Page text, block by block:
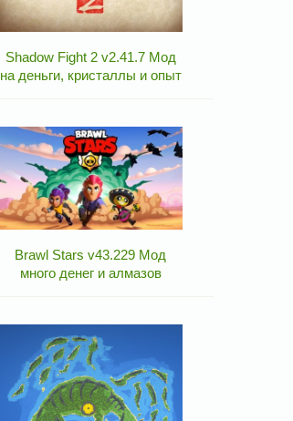
Shadow Fight 2 v2.41.7 Мод
на деньги, кристаллы и опыт
Brawl Stars v43.229 Мод
много денег и алмазов